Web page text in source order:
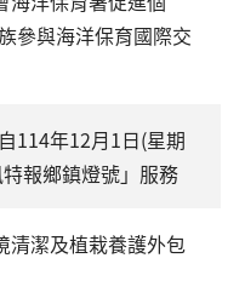
參與海洋保育國際交
114年12月1日(星期
報鄉鎮燈號」服務
清潔及植栽養護外包